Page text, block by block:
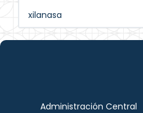
xilanasa
Administración Central